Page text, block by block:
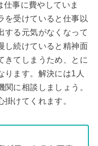
事に費やしていま
を受けていると仕事以
する元気がなくなって
し続けていると精神面
きてしまうため、とに
ります。解決には1人
に相談しましょう。
けてくれます。